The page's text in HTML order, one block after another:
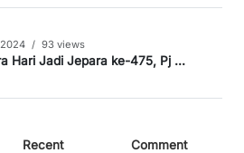
/ 93 views
Hari Jadi Jepara ke-475, Pj ...
Recent Comment